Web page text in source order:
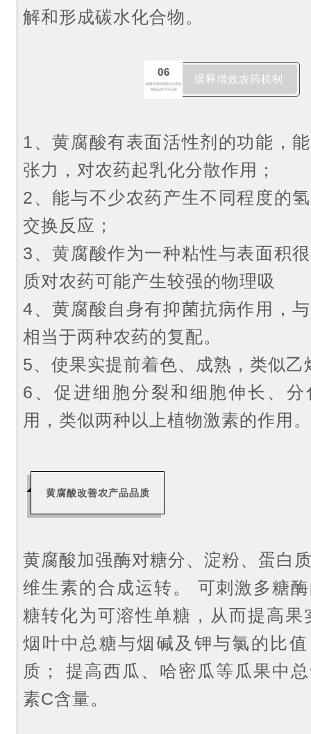
解和形成碳水化合物。
06
缓释增效农药机制
1、黄腐酸有表面活性剂的功能，
张力，对农药起乳化分散作用；
2、能与不少农药产生不同程度的
交换反应；
3、黄腐酸作为一种粘性与表面积
质对农药可能产生较强的物理吸
4、黄腐酸自身有抑菌抗病作用，
相当于两种农药的复配。
5、使果实提前着色、成熟，类似乙
6、促进细胞分裂和细胞伸长、
用，类似两种以上植物激素的作用
黄腐酸改善农产品品质
黄腐酸加强酶对糖分、淀粉、蛋白
维生素的合成运转。 可刺激多糖
糖转化为可溶性单糖，从而提高
烟叶中总糖与烟碱及钾与氯的比
质；提高西瓜、哈密瓜等瓜果中
素C含量。